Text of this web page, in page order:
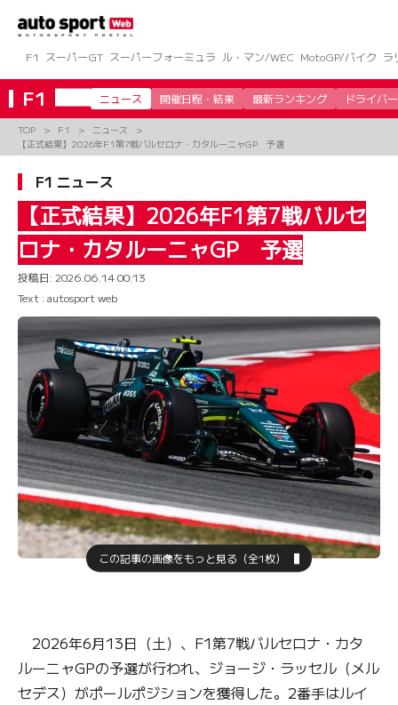
ツ
へ
ス
キ
プ
F1 スーパーGT スーパーフォーミュラ ル・マン/WEC MotoGP/バイク ラ
F1 ニュース 開催日程・結果 最新ランキング ドライバー
TOP F1
ニュース
【正式結果】2026年F1第7戦バルセロナ・カタルーニャGP 予選
F1 ニュース
【正式結果】2026年F1第7戦バルセ
ロナ・カタルーニャGP 予選
投稿日: 2026.06.14 00:13
Text : autosport web
この記事の画像をもっと見る（全1枚）
2026年6月13日（土）、F1第7戦バルセロナ・カタ
ルーニャGPの予選が行われ、ジョージ・ラッセル（メル
セデス）がポールポジションを獲得した。2番手はルイ